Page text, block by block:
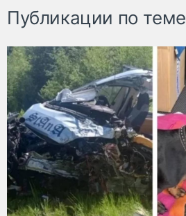
Публикации по теме